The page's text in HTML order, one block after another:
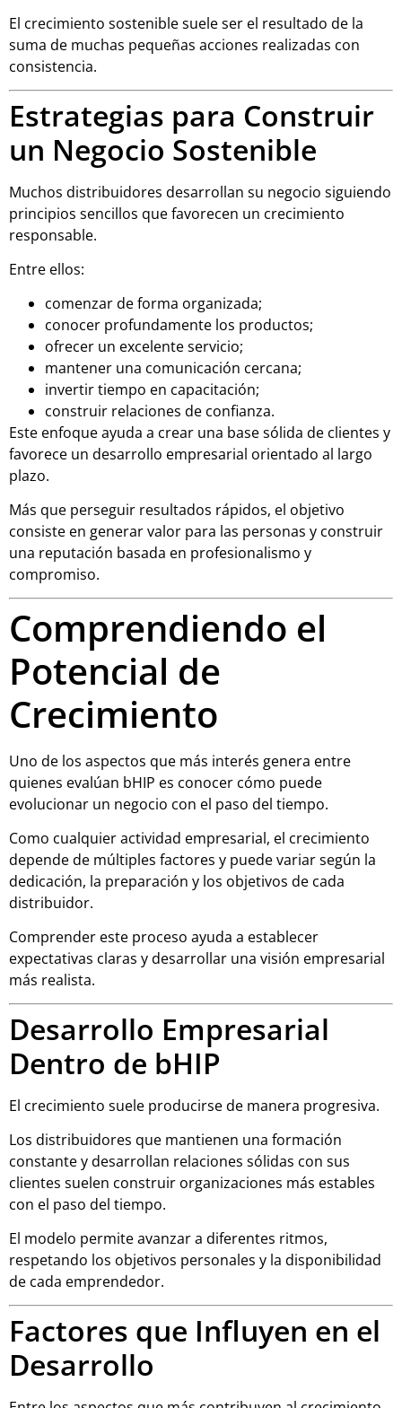
El crecimiento sostenible suele ser el resultado de la
suma de muchas pequeñas acciones realizadas con
consistencia.
Estrategias para Construir
un Negocio Sostenible
Muchos distribuidores desarrollan su negocio siguiendo
principios sencillos que favorecen un crecimiento
responsable.
Entre ellos:
comenzar de forma organizada;
conocer profundamente los productos;
ofrecer un excelente servicio;
mantener una comunicación cercana;
invertir tiempo en capacitación;
construir relaciones de confianza.
Este enfoque ayuda a crear una base sólida de clientes y
favorece un desarrollo empresarial orientado al largo
plazo.
Más que perseguir resultados rápidos, el objetivo
consiste en generar valor para las personas y construir
una reputación basada en profesionalismo y
compromiso.
Comprendiendo el
Potencial de
Crecimiento
Uno de los aspectos que más interés genera entre
quienes evalúan bHIP es conocer cómo puede
evolucionar un negocio con el paso del tiempo.
Como cualquier actividad empresarial, el crecimiento
depende de múltiples factores y puede variar según la
dedicación, la preparación y los objetivos de cada
distribuidor.
Comprender este proceso ayuda a establecer
expectativas claras y desarrollar una visión empresarial
más realista.
Desarrollo Empresarial
Dentro de bHIP
El crecimiento suele producirse de manera progresiva.
Los distribuidores que mantienen una formación
constante y desarrollan relaciones sólidas con sus
clientes suelen construir organizaciones más estables
con el paso del tiempo.
El modelo permite avanzar a diferentes ritmos,
respetando los objetivos personales y la disponibilidad
de cada emprendedor.
Factores que Influyen en el
Desarrollo